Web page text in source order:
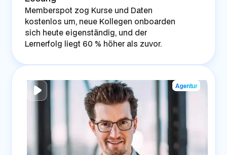
Memberspot zog Kurse und Daten
kostenlos um, neue Kollegen onboarden
sich heute eigenständig, und der
Lernerfolg liegt 60 % höher als zuvor.
Agentur